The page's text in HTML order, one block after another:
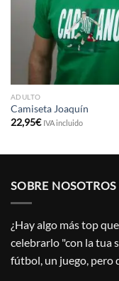
ADULTO
Camiseta Joaquín
22,95€ IVA incluido
SOBRE NOSOTROS
¿Hay algo más top
celebrarlo "con la tua
fútbol, un juego, pero